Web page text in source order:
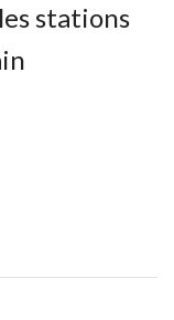
stations